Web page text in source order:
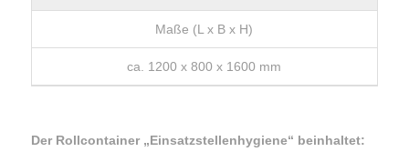
Maße (L x B x H)
ca. 1200 x 800 x 1600 mm
Der Rollcontainer „Einsatzstellenhygiene“ beinhaltet: